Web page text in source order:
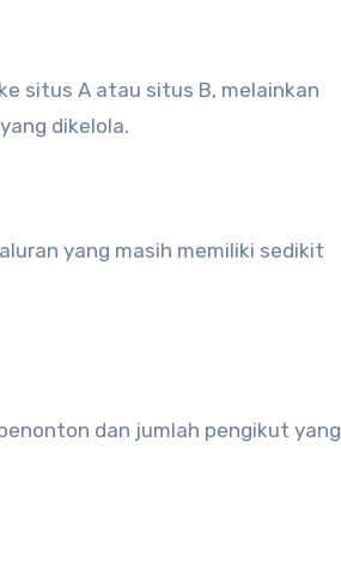
situs A atau situs B, melainkan
dikelola.
yang masih memiliki sedikit
dan jumlah pengikut yang